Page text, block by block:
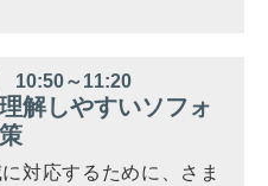
10:50～11:20
解しやすいソフォ
対応するために、さま